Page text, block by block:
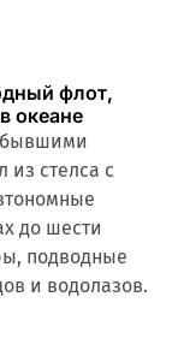
флот,
океане
бывшими
из стелса с
до шести
подводные
и водолазов.